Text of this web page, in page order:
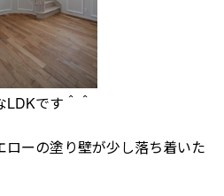
です＾＾
ーの塗り壁が少し落ち着いた